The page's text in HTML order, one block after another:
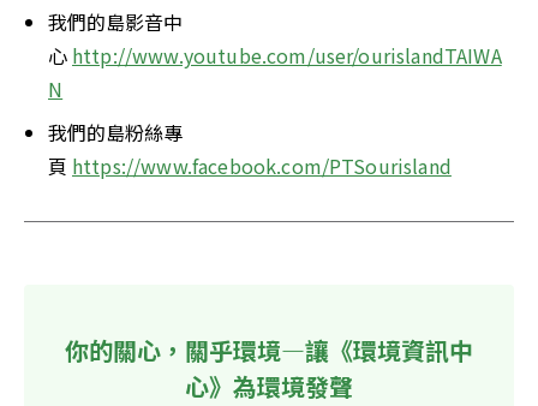
我們的島影音中
心 http://www.youtube.com/user/ourislandTAIWA
N
我們的島粉絲專
頁 https://www.facebook.com/PTSourisland
你的關心，關乎環境—讓《環境資訊中
心》為環境發聲